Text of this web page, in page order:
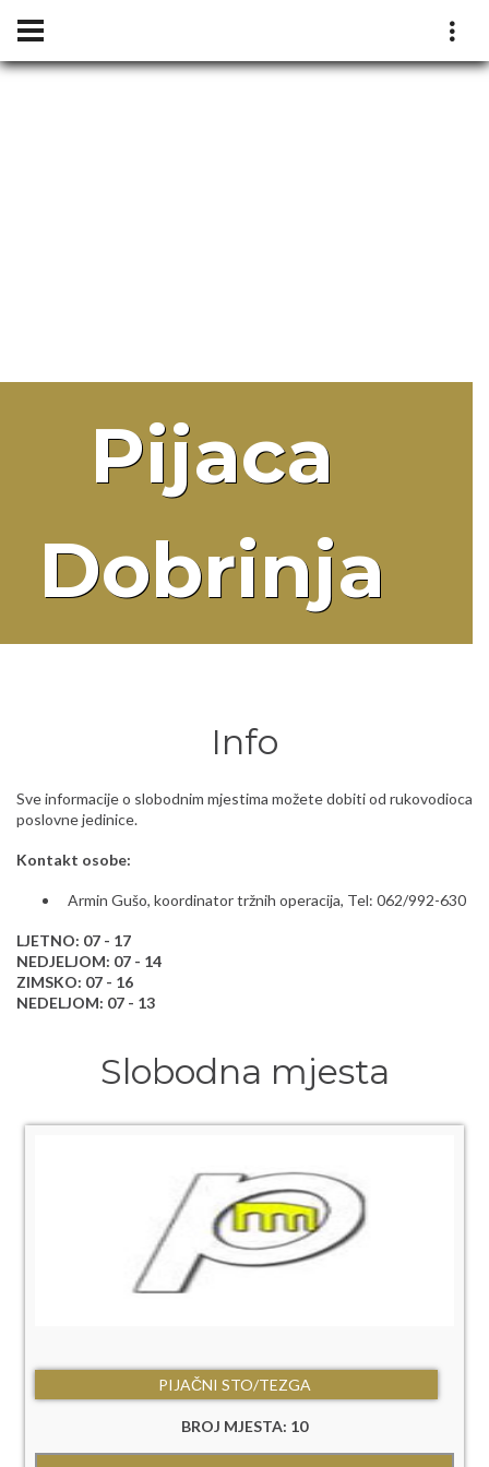
Pijaca
Dobrinja
Info
Sve informacije o slobodnim mjestima možete dobiti od rukovodioca
poslovne jedinice.
Kontakt osobe:
Armin Gušo, koordinator tržnih operacija, Tel: 062/992-630
LJETNO: 07 - 17
NEDJELJOM: 07 - 14
ZIMSKO: 07 - 16
NEDELJOM: 07 - 13
Slobodna mjesta
PIJAČNI STO/TEZGA
BROJ MJESTA: 10